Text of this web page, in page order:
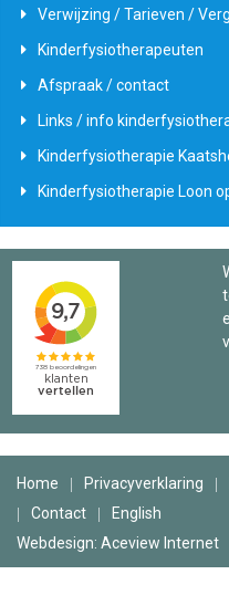
Verwijzing / Tarieven /
Kinderfysiotherapeuten
Afspraak / contact
Links / info
Kinderfysiotherapie
Kinderfysiotherapie Loon
Home Privacyverklaring
Contact
English
Webdesign: Aceview Internet